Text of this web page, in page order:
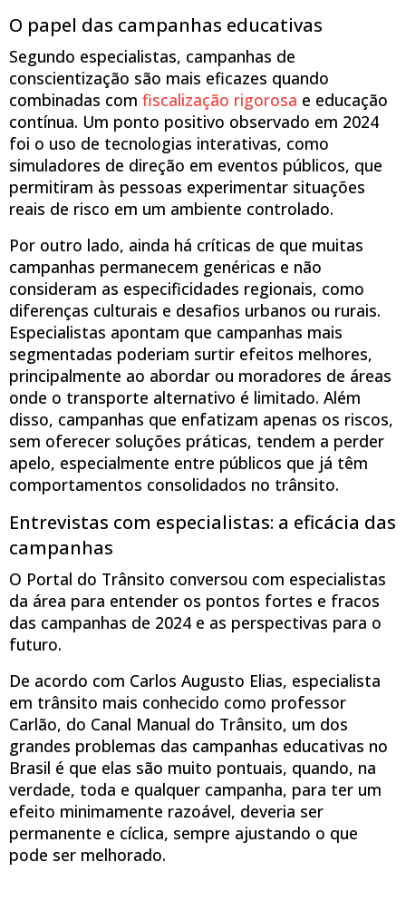
O papel das campanhas educativas
Segundo especialistas, campanhas de
conscientização são mais eficazes quando
combinadas com fiscalização rigorosa e educação
contínua. Um ponto positivo observado em 2024
foi o uso de tecnologias interativas, como
simuladores de direção em eventos públicos, que
permitiram às pessoas experimentar situações
reais de risco em um ambiente controlado.
Por outro lado, ainda há críticas de que muitas
campanhas permanecem genéricas e não
consideram as especificidades regionais, como
diferenças culturais e desafios urbanos ou rurais.
Especialistas apontam que campanhas mais
segmentadas poderiam surtir efeitos melhores,
principalmente ao abordar ou moradores de áreas
onde o transporte alternativo é limitado. Além
disso, campanhas que enfatizam apenas os riscos,
sem oferecer soluções práticas, tendem a perder
apelo, especialmente entre públicos que já têm
comportamentos consolidados no trânsito.
Entrevistas com especialistas: a eficácia das
campanhas
O Portal do Trânsito conversou com especialistas
da área para entender os pontos fortes e fracos
das campanhas de 2024 e as perspectivas para o
futuro.
De acordo com Carlos Augusto Elias, especialista
em trânsito mais conhecido como professor
Carlão, do Canal Manual do Trânsito, um dos
grandes problemas das campanhas educativas no
Brasil é que elas são muito pontuais, quando, na
verdade, toda e qualquer campanha, para ter um
efeito minimamente razoável, deveria ser
permanente e cíclica, sempre ajustando o que
pode ser melhorado.